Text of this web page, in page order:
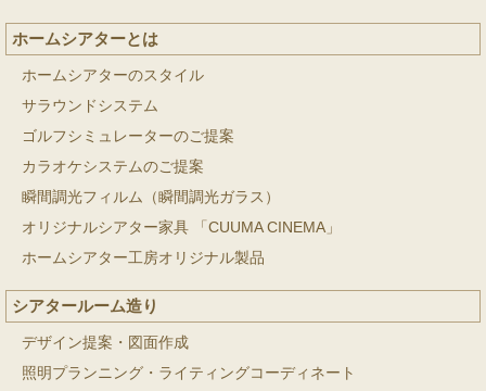
ホームシアターとは
ホームシアターのスタイル
サラウンドシステム
ゴルフシミュレーターのご提案
カラオケシステムのご提案
瞬間調光フィルム（瞬間調光ガラス）
オリジナルシアター家具 「CUUMA CINEMA」
ホームシアター工房オリジナル製品
シアタールーム造り
デザイン提案・図面作成
照明プランニング・ライティングコーディネート